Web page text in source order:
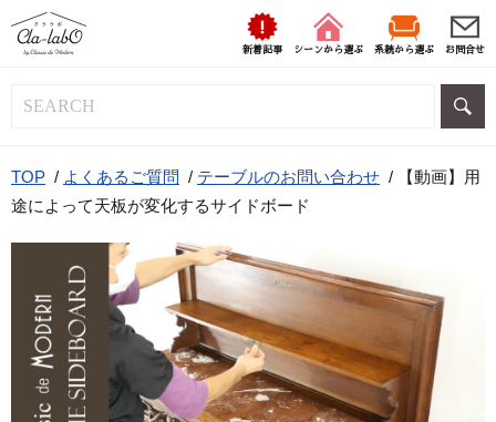
新着記事 シーンから選ぶ 系統から選ぶ お問合せ
TOP / よくあるご質問 / テーブルのお問い合わせ /
【動画】用
途によって天板が変化するサイドボード